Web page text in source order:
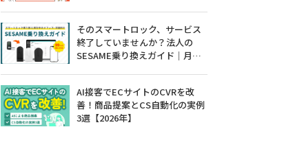
そのスマートロック、サービス
終了していませんか？法人の
SESAME乗り換えガイド｜月額0
AI接客でECサイトのCVRを改
善！商品提案とCS自動化の実例
3選【2026年】